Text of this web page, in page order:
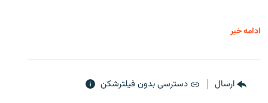
ادامه خبر
ارسال دسترسی بدون فیلترشکن